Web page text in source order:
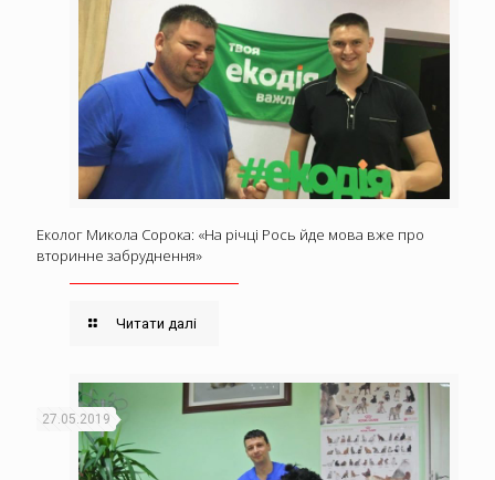
Еколог Микола Сорока: «На річці Рось йде мова вже про
вторинне забруднення»
Читати далі
27.05.2019